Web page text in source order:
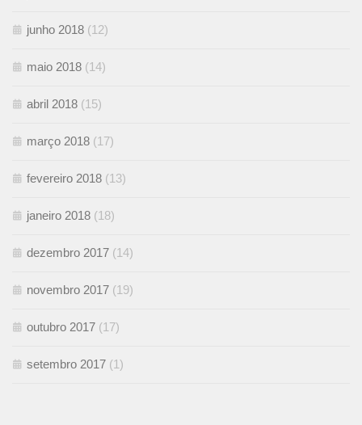
junho 2018 (12)
maio 2018 (14)
abril 2018 (15)
março 2018 (17)
fevereiro 2018 (13)
janeiro 2018 (18)
dezembro 2017 (14)
novembro 2017 (19)
outubro 2017 (17)
setembro 2017 (1)